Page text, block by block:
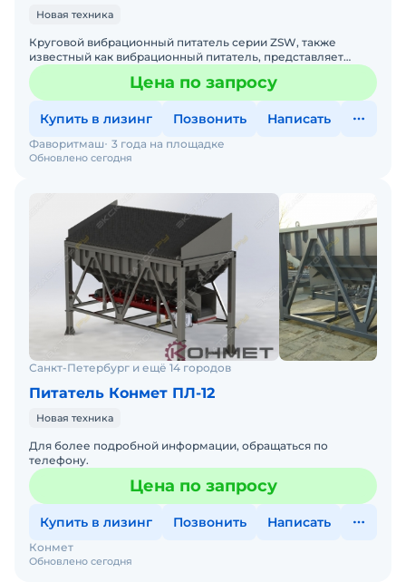
Новая техника
Круговой вибрационный питатель серии ZSW, также
известный как вибрационный питатель, представляет
собой новый линейный вибрационный питатель со
сверхнизким профЦена по запросу
Купить в лизинг Позвонить Написать
Обновлено сегодня
Фаворитмаш 3 года на площадке
Санкт-Петербург и ещё 14 городов
Питатель Конмет ПЛ-12
Новая техника
Для более подробной информации, обращаться по
телефону.
Цена по запросу
Купить в лизинг Позвонить Написать
Обновлено сегодня
Конмет